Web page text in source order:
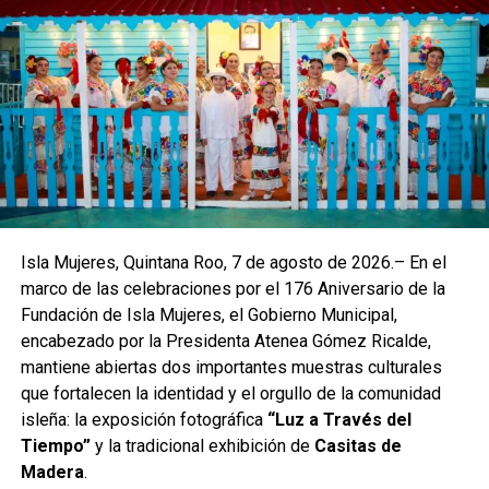
Entre las actividades más apreciadas destacó la
tradicional “mañanada”, que llenó de energía cada jornada
con música, juegos, dinámicas al aire libre y actividades
artísticas. Como cierre, las niñas y los niños disfrutaron
una función especial de cine con palomitas, alimentos y
bebidas, celebrando los lazos de amistad y los
conocimientos adquiridos.
En representación de la directora general de la FPMC,
Juanita Alonso Marrufo, asistió a la clausura la contadora
Noemí Tun Celis, quien resaltó que este programa ofrece
espacios seguros donde la recreación se combina con el
aprendizaje, fortaleciendo valores como el respeto, la
convivencia y el trabajo en equipo. También estuvieron
presentes Dianela Cervantes Chi y Gerardo Chan
Cárdenas, responsables de la Dirección de Pedagogía y
Isla Mujeres, Quintana Roo, 7 de agosto de 2026.– En el
marco de las celebraciones por el 176 Aniversario de la
Fundación de Isla Mujeres, el Gobierno Municipal,
encabezado por la Presidenta Atenea Gómez Ricalde,
mantiene abiertas dos importantes muestras culturales
que fortalecen la identidad y el orgullo de la comunidad
isleña: la exposición fotográfica “Luz a Través del
Tiempo”y la tradicional exhibición de Casitas de
Madera.